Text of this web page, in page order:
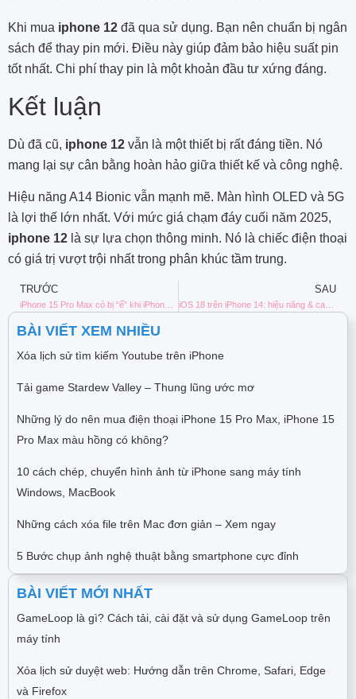
Khi mua iphone 12 đã qua sử dụng. Bạn nên chuẩn bị ngân
sách để thay pin mới. Điều này giúp đảm bảo hiệu suất pin
tốt nhất. Chi phí thay pin là một khoản đầu tư xứng đáng.
Kết luận
Dù đã cũ, iphone 12 vẫn là một thiết bị rất đáng tiền. Nó
mang lại sự cân bằng hoàn hảo giữa thiết kế và công nghệ.
Hiệu năng A14 Bionic vẫn mạnh mẽ. Màn hình OLED và 5G
là lợi thế lớn nhất. Với mức giá chạm đáy cuối năm 2025,
iphone 12 là sự lựa chọn thông minh. Nó là chiếc điện thoại
có giá trị vượt trội nhất trong phân khúc tầm trung.
TRƯỚC SAU
iOS 18 trên iPhone 14: hiệu năng & camera thay đổi thế nào?
BÀI VIẾT XEM NHIỀU
Xóa lịch sử tìm kiếm Youtube trên iPhone
Tải game Stardew Valley – Thung lũng ước mơ
Những lý do nên mua điện thoại iPhone 15 Pro Max, iPhone 15
Pro Max màu hồng có không?
10 cách chép, chuyển hình ảnh từ iPhone sang máy tính
Windows, MacBook
Những cách xóa file trên Mac đơn giản – Xem ngay
5 Bước chụp ảnh nghệ thuật bằng smartphone cực đỉnh
BÀI VIẾT MỚI NHẤT
GameLoop là gì? Cách tải, cài đặt và sử dụng GameLoop trên
máy tính
Xóa lịch sử duyệt web: Hướng dẫn trên Chrome, Safari, Edge
và Firefox